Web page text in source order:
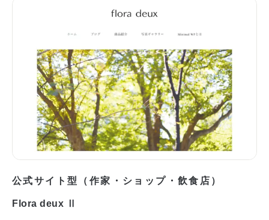
公式サイト型（作家・ショップ・飲食店）
Flora deux Ⅱ